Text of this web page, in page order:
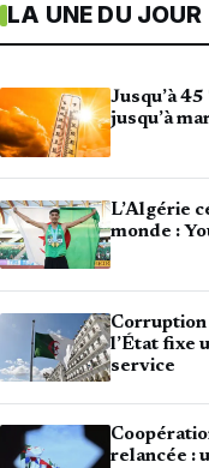
LA UNE DU JOUR
Jusqu’à
jusqu’à
L’Algérie
monde :
l’État fixe
service
relancée :